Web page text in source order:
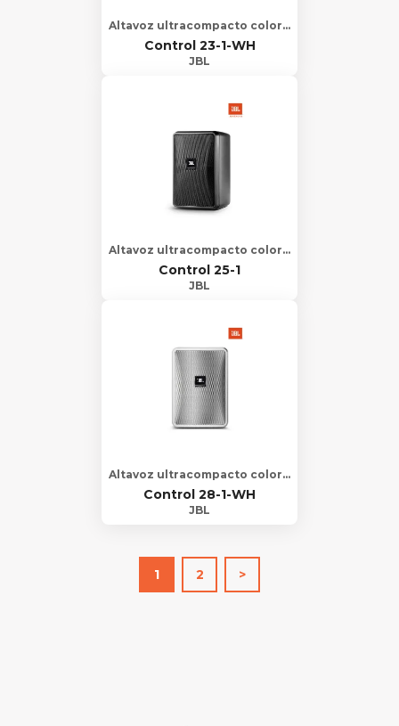
Altavoz ultracompacto color blanco para interior/exterior de fondo/primer plano
Control 23-1-WH
JBL
Altavoz ultracompacto color negro para interior/exterior de fondo/primer plano
Control 25-1
JBL
Altavoz ultracompacto color blanco para interior/exterior de fondo/primer plano
Control 28-1-WH
JBL
1 2 >